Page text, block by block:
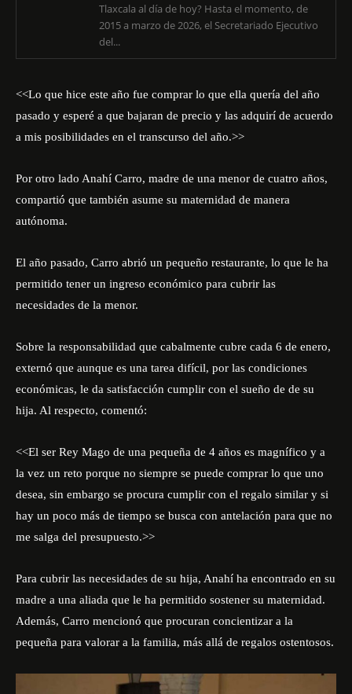
Tlaxcala al día de hoy? Hasta el momento, de
2015 a marzo de 2026, el Secretariado Ejecutivo
del...
<<Lo que hice este año fue comprar lo que ella quería del año
pasado y esperé a que bajaran de precio y las adquirí de acuerdo
a mis posibilidades en el transcurso del año.>>
Por otro lado Anahí Carro, madre de una menor de cuatro años,
compartió que también asume su maternidad de manera
autónoma.
El año pasado, Carro abrió un pequeño restaurante, lo que le ha
permitido tener un ingreso económico para cubrir las
necesidades de la menor.
Sobre la responsabilidad que cabalmente cubre cada 6 de enero,
externó que aunque es una tarea difícil, por las condiciones
económicas, le da satisfacción cumplir con el sueño de de su
hija. Al respecto, comentó:
<<El ser Rey Mago de una pequeña de 4 años es magnífico y a
la vez un reto porque no siempre se puede comprar lo que uno
desea, sin embargo se procura cumplir con el regalo similar y si
hay un poco más de tiempo se busca con antelación para que no
me salga del presupuesto.>>
Para cubrir las necesidades de su hija, Anahí ha encontrado en su
madre a una aliada que le ha permitido sostener su maternidad.
Además, Carro mencionó que procuran concientizar a la
pequeña para valorar a la familia, más allá de regalos ostentosos.